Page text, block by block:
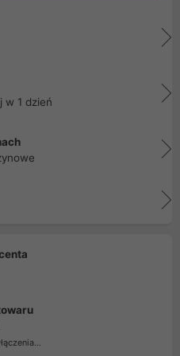
w 1 dzień